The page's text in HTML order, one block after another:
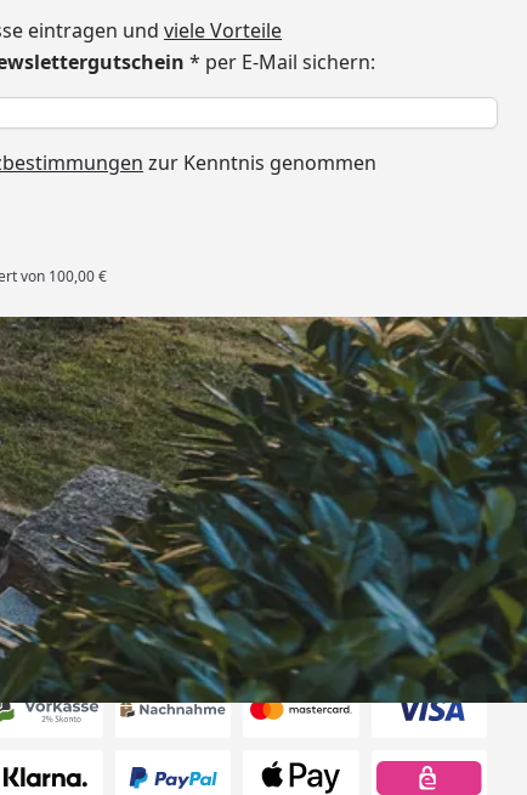
eintragen und viele Vorteile
* per E-Mail sichern:
zur Kenntnis genommen
von 100,00 €